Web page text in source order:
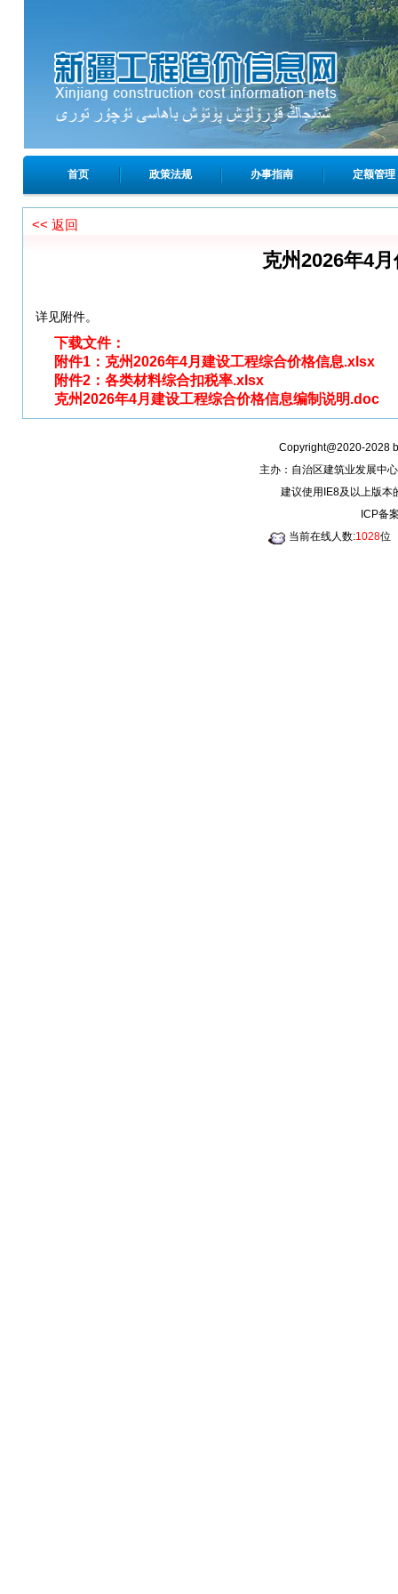
首页 政策法规 办事指南 定额管理
<< 返回
克州2026年4
详见附件。
下载文件：
附件1：克州2026年4月建设工程综合价格信息.xlsx
附件2：各类材料综合扣税率.xlsx
克州2026年4月建设工程综合价格信息编制说明.doc
Copyright@2020-2028
主办：自治区建筑业发展中
建议使用IE8及以上版本
ICP备
当前在线人数:1028位